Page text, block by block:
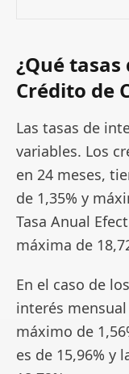
¿Qué
Crédito de
Las tasas de
variables. Los
en 24 meses,
de 1,35% y
Tasa Anual
máxima de
En el caso de
interés
máximo de
es de 15,96% y